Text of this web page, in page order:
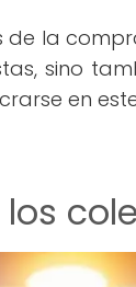
la
sino
en